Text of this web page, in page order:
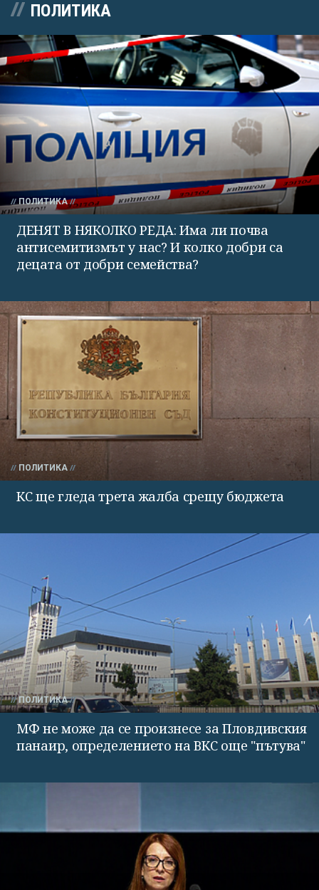
ПОЛИТИКА
ПОЛИТИКА
ДЕНЯТ В НЯКОЛКО РЕДА: Има ли почва
антисемитизмът у нас? И колко добри са
децата от добри семейства?
ПОЛИТИКА
КС ще гледа трета жалба срещу бюджета
ПОЛИТИКА
МФ не може да се произнесе за Пловдивския
панаир, определението на ВКС още "пътува"